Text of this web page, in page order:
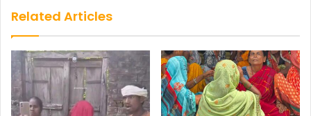
Related Articles